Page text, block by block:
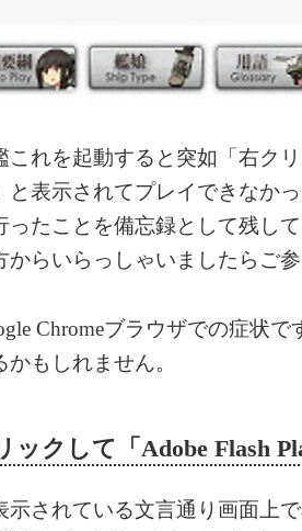
これを起動すると突如「右ク
と表示されてプレイできなか
ったことを備忘録として残し
からいらっしゃいましたらご
Chromeブラウザでの症状
かもしれません。
ックして「Adobe Flash
示されている文言通り画面上